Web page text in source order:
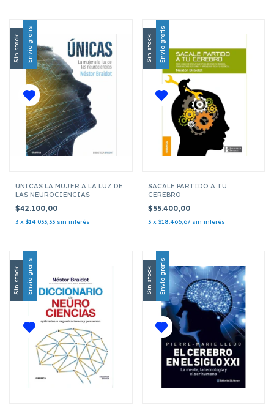
Sin stock Envío gratis
UNICAS LA MUJER A LA LUZ DE
LAS NEUROCIENCIAS
$42.100,00
3 x $14.033,33 sin interés
Sin stock Envío gratis
SACALE PARTIDO A TU
CEREBRO
$55.400,00
3 x $18.466,67 sin interés
Sin stock Envío gratis Sin stock Envío gratis